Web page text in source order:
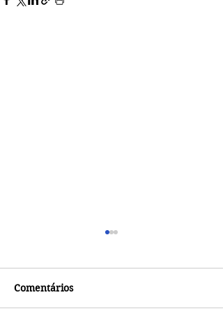
Comentários